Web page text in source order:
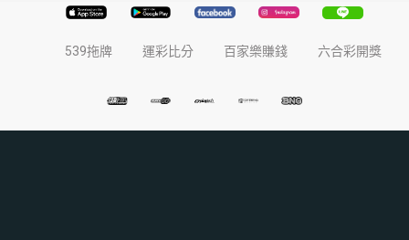
539拖牌 運彩比分 百家樂賺錢 六合彩開獎